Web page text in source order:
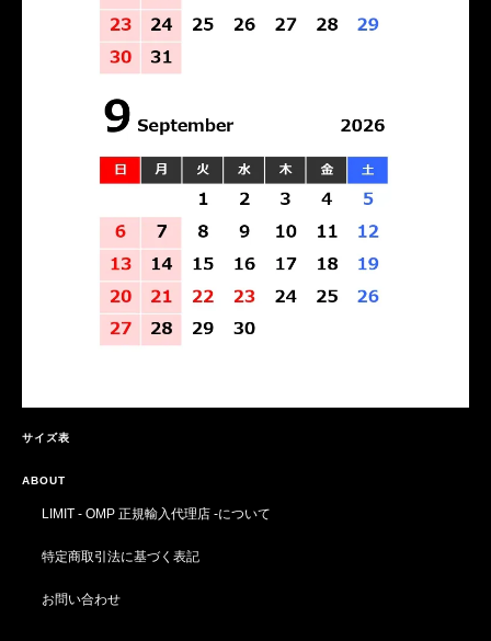
サイズ表
ABOUT
LIMIT - OMP 正規輸入代理店 -について
特定商取引法に基づく表記
お問い合わせ